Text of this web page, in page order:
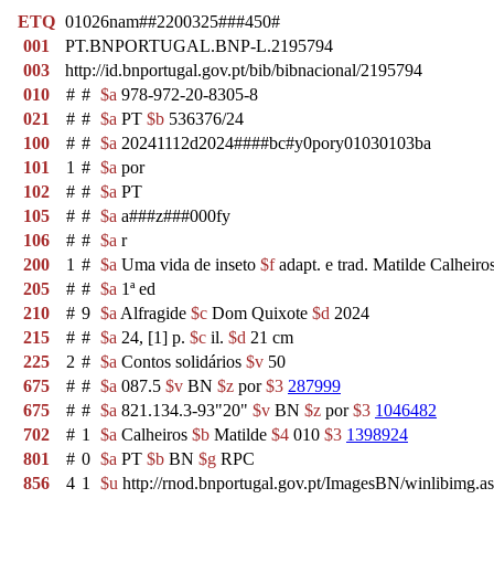
ETQ 01026nam##2200325###450#
001
PT.BNPORTUGAL.BNP-L.2195794
003
http://id.bnportugal.gov.pt/bib/bibnacional/2195794
010
# # $a 978-972-20-8305-8
021
# # $a PT $b 536376/24
100
# # $a 20241112d2024####bc#y0pory01030103ba
101
1 # $a por
102
# # $a PT
105
# # $a a###z###000fy
106
# # $a r
200
1 # $a Uma vida de inseto $fadapt. e trad. Matilde
205
# # $a 1ª ed
210
# 9 $a Alfragide $c Dom Quixote $d 2024
215
# # $a 24, [1] p. $c il. $d 21 cm
225
2 # $a Contos solidários $v 50
675
# # $a 087.5 $v BN $z por$3 287999
675
# # $a 821.134.3-93"20" $v BN $z por$3 1046482
702
# 1 $a Calheiros $b Matilde $4 010 $3 1398924
801
# 0 $a PT $b BN $g RPC
856
4 1 $u http://rnod.bnportugal.gov.pt/ImagesBN/